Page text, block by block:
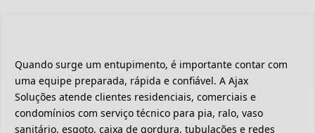
Quando surge um entupimento, é importante contar com
uma equipe preparada, rápida e confiável. A Ajax
Soluções atende clientes residenciais, comerciais e
condomínios com serviço técnico para pia, ralo, vaso
sanitário, esgoto, caixa de gordura, tubulações e redes